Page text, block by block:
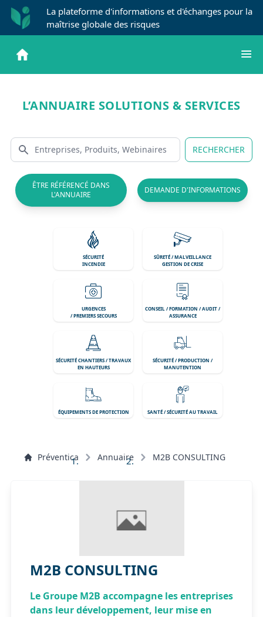
La plateforme d'informations et d'échanges pour la
maîtrise globale des risques
L’ANNUAIRE SOLUTIONS & SERVICES
RECHERCHER
ÊTRE RÉFÉRENCÉ DANS
L'ANNUAIRE
DEMANDE D'INFORMATIONS
SÉCURITÉ
INCENDIE
SÛRETÉ / MALVEILLANCE
GESTION DE CRISE
URGENCES
/ PREMIERS SECOURS
CONSEIL / FORMATION / AUDIT /
ASSURANCE
SÉCURITÉ CHANTIERS / TRAVAUX
EN HAUTEURS
SÉCURITÉ / PRODUCTION /
MANUTENTION
ÉQUIPEMENTS DE PROTECTION SANTÉ / SÉCURITÉ AU TRAVAIL
Préventica Annuaire M2B CONSULTING
M2B CONSULTING
Le Groupe M2B accompagne les entreprises
dans leur développement, leur mise en